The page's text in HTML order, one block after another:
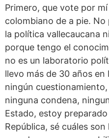
Primero, que vote por
colombiano de a pie.
la política vallecaucana
porque tengo el
no es un laboratorio
llevo más de 30 años
ningún
ninguna condena,
Estado, estoy
República, sé cuáles